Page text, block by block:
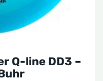
Q-line DD3 –